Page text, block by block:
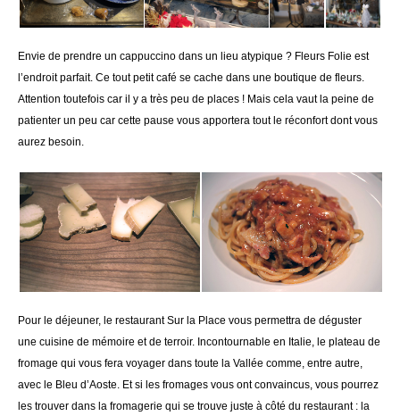
Envie de prendre un cappuccino dans un lieu atypique ? Fleurs Folie est
l’endroit parfait. Ce tout petit café se cache dans une boutique de fleurs.
Attention toutefois car il y a très peu de places ! Mais cela vaut la peine de
patienter un peu car cette pause vous apportera tout le réconfort dont vous
aurez besoin.
Pour le déjeuner, le restaurant Sur la Place vous permettra de déguster
une cuisine de mémoire et de terroir. Incontournable en Italie, le plateau de
fromage qui vous fera voyager dans toute la Vallée comme, entre autre,
avec le Bleu d’Aoste. Et si les fromages vous ont convaincus, vous pourrez
les trouver dans la fromagerie qui se trouve juste à côté du restaurant : la